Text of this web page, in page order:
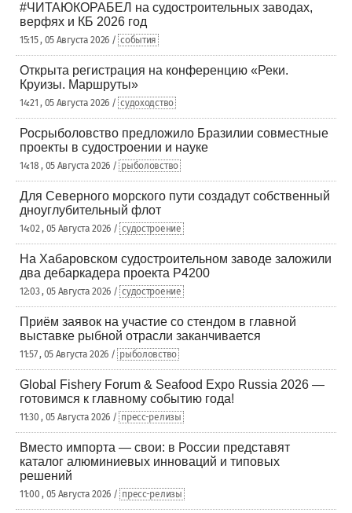
#ЧИТАЮКОРАБЕЛ на судостроительных заводах,
верфях и КБ 2026 год
15:15 , 05 Августа 2026 / события
Открыта регистрация на конференцию «Реки.
Круизы. Маршруты»
14:21 , 05 Августа 2026 / судоходство
Росрыболовство предложило Бразилии совместные
проекты в судостроении и науке
14:18 , 05 Августа 2026 / рыболовство
Для Северного морского пути создадут собственный
дноуглубительный флот
14:02 , 05 Августа 2026 / судостроение
На Хабаровском судостроительном заводе заложили
два дебаркадера проекта Р4200
12:03 , 05 Августа 2026 / судостроение
Приём заявок на участие со стендом в главной
выставке рыбной отрасли заканчивается
11:57 , 05 Августа 2026 / рыболовство
Global Fishery Forum & Seafood Expo Russia 2026 —
готовимся к главному событию года!
11:30 , 05 Августа 2026 / пресс-релизы
Вместо импорта — свои: в России представят
каталог алюминиевых инноваций и типовых
решений
11:00 , 05 Августа 2026 / пресс-релизы